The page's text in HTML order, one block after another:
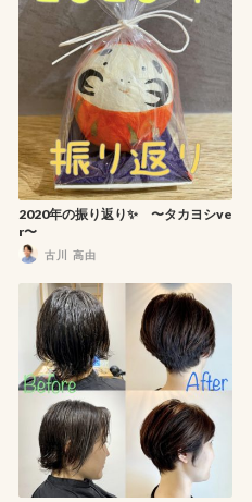
2020年の振り返り✨ 〜タカヨシve
r〜
古川 高由